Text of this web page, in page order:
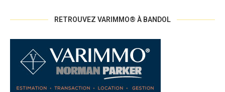
RETROUVEZ VARIMMO® À BANDOL